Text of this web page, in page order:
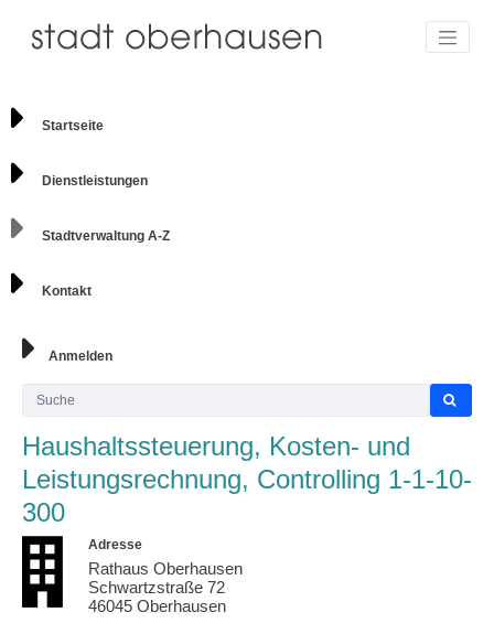
Startseite
Dienstleistungen
Stadtverwaltung A-Z
Kontakt
Anmelden
Haushaltssteuerung, Kosten- und
Leistungsrechnung, Controlling 1-1-10-
300
Adresse
Rathaus Oberhausen
Schwartzstraße 72
46045 Oberhausen